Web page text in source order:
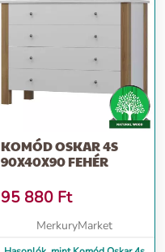
KOMÓD OSKAR 4S
90X40X90 FEHÉR
95 880 Ft
MerkuryMarket